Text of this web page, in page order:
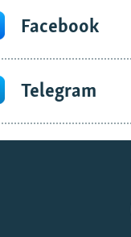
Facebook
Telegram